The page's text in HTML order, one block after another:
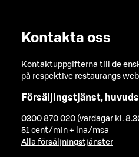
Kontakta oss
Kontaktuppgifterna till de
på respektive restaurangs
Försäljingstjänst,
0300 870 020 (vardagar kl.
51 cent/min + lna/msa
Alla försäljningstjänster